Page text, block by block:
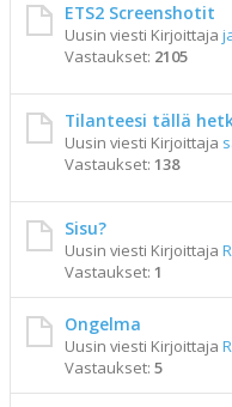
ETS2 Screenshotit
Uusin viesti Kirjoittaja
Vastaukset: 2105
Tilanteesi tällä
Uusin viesti Kirjoittaja
Vastaukset: 138
Sisu?
Uusin viesti Kirjoittaja
Vastaukset: 1
Ongelma
Uusin viesti Kirjoittaja
Vastaukset: 5